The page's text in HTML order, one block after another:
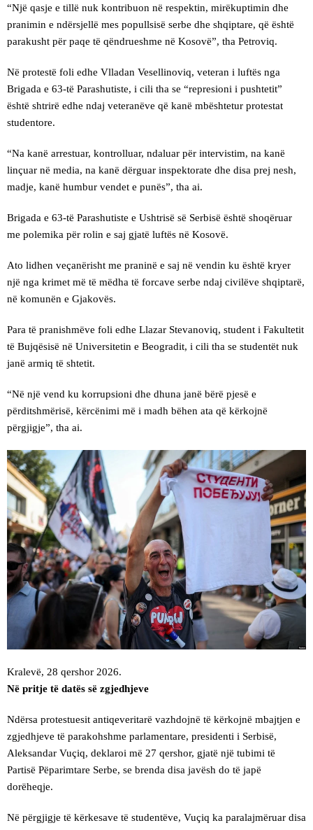
“Një qasje e tillë nuk kontribuon në respektin, mirëkuptimin dhe
pranimin e ndërsjellë mes popullsisë serbe dhe shqiptare, që është
parakusht për paqe të qëndrueshme në Kosovë”, tha Petroviq.
Në protestë foli edhe Vlladan Vesellinoviq, veteran i luftës nga
Brigada e 63-të Parashutiste, i cili tha se “represioni i pushtetit”
është shtrirë edhe ndaj veteranëve që kanë mbështetur protestat
studentore.
“Na kanë arrestuar, kontrolluar, ndaluar për intervistim, na kanë
linçuar në media, na kanë dërguar inspektorate dhe disa prej nesh,
madje, kanë humbur vendet e punës”, tha ai.
Brigada e 63-të Parashutiste e Ushtrisë së Serbisë është shoqëruar
me polemika për rolin e saj gjatë luftës në Kosovë.
Ato lidhen veçanërisht me praninë e saj në vendin ku është kryer
një nga krimet më të mëdha të forcave serbe ndaj civilëve shqiptarë,
në komunën e Gjakovës.
Para të pranishmëve foli edhe Llazar Stevanoviq, student i Fakultetit
të Bujqësisë në Universitetin e Beogradit, i cili tha se studentët nuk
janë armiq të shtetit.
“Në një vend ku korrupsioni dhe dhuna janë bërë pjesë e
përditshmërisë, kërcënimi më i madh bëhen ata që kërkojnë
përgjigje”, tha ai.
Kralevë, 28 qershor 2026.
Në pritje të datës së zgjedhjeve
Ndërsa protestuesit antiqeveritarë vazhdojnë të kërkojnë mbajtjen e
zgjedhjeve të parakohshme parlamentare, presidenti i Serbisë,
Aleksandar Vuçiq, deklaroi më 27 qershor, gjatë një tubimi të
Partisë Pëparimtare Serbe, se brenda disa javësh do të japë
dorëheqje.
Në përgjigje të kërkesave të studentëve, Vuçiq ka paralajmëruar disa